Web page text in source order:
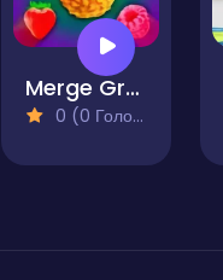
Merge Gravity Fruits
0 (0 Голосів)